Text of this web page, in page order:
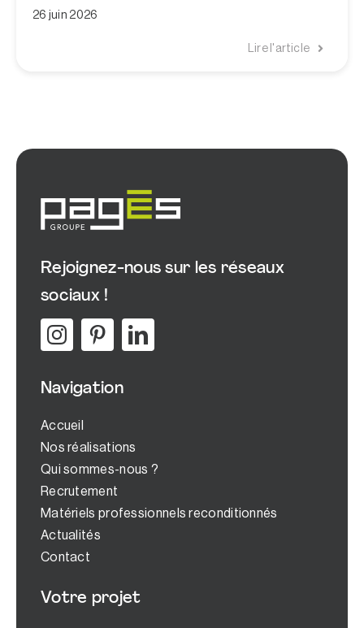
26 juin 2026
Lire l'article
Rejoignez-nous sur les réseaux
sociaux !
Navigation
Accueil
Nos réalisations
Qui sommes-nous ?
Recrutement
Matériels professionnels reconditionnés
Actualités
Contact
Votre projet